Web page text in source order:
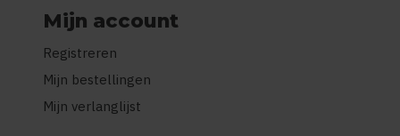
Mijn account
Registreren
Mijn bestellingen
Mijn verlanglijst